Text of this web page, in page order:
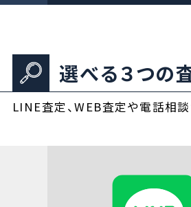
選べる３つの
LINE査定、WEB査定や電話相談